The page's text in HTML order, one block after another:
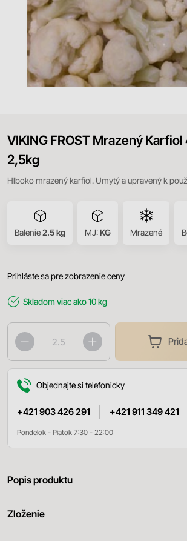
VIKING FROST Mrazený
2,5kg
Hlboko mrazený karfiol. Umytý a upravený k
Balenie2.5 kg MJ:KG Mrazené
Prihláste sa pre zobrazenie ceny
Skladom viac ako 10 kg
Objednajte si telefonicky
+421 903 426 291 +421 911 349 421
Pondelok - Piatok 7:30 - 22:00
Popis produktu
Zloženie